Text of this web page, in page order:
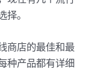
。
商店的最佳和最
种产品都有详细